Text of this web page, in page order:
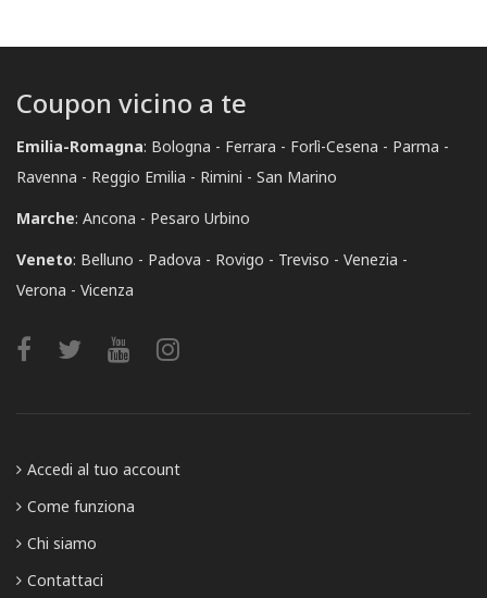
Coupon vicino a te
Emilia-Romagna: Bologna Ferrara Forlì-Cesena
Parma
Ravenna
Reggio Emilia Rimini
San Marino
Marche: Ancona
Pesaro Urbino
Veneto: Belluno Padova Rovigo Treviso
Venezia
Verona
Vicenza
Accedi al tuo account
Come funziona
Chi siamo
Contattaci